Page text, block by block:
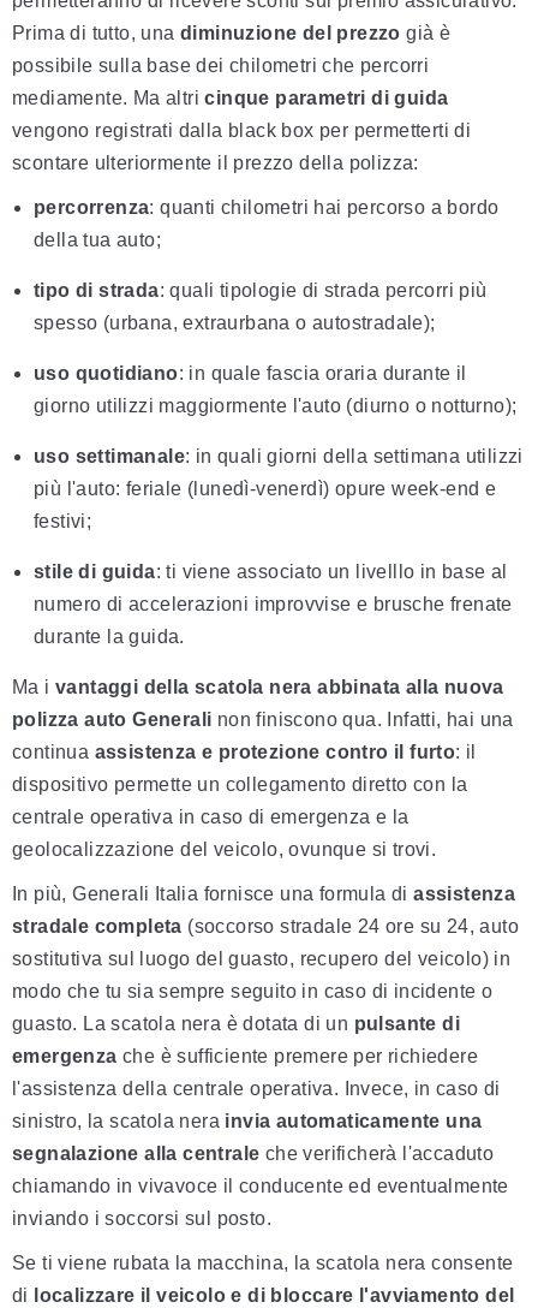
Prima di tutto, unadiminuzione del prezzo già è
possibile sulla base dei chilometri che percorri
mediamente. Ma altricinque parametri di guida
vengono registrati dalla black box per permetterti di
scontare ulteriormente il prezzo della polizza:
percorrenza: quanti chilometri hai percorso a bordo
della tua auto;
tipo di strada: quali tipologie di strada percorri più
spesso (urbana, extraurbana o autostradale);
uso quotidiano: in quale fascia oraria durante il
giorno utilizzi maggiormente l'auto (diurno o notturno);
uso settimanale: in quali giorni della settimana utilizzi
più l'auto: feriale (lunedì-venerdì) opure week-end e
festivi;
stile di guida: ti viene associato un livelllo in base al
numero di accelerazioni improvvise e brusche frenate
durante la guida.
Ma i vantaggi della scatola nera abbinata alla nuova
polizza auto Generali non finiscono qua. Infatti, hai una
continua assistenza e protezione contro il furto: il
dispositivo permette un collegamento diretto con la
centrale operativa in caso di emergenza e la
geolocalizzazione del veicolo, ovunque si trovi.
In più, Generali Italia fornisce una formula diassistenza
stradale completa (soccorso stradale 24 ore su 24, auto
sostitutiva sul luogo del guasto, recupero del veicolo) in
modo che tu sia sempre seguito in caso di incidente o
guasto. La scatola nera è dotata di un pulsante di
emergenza che è sufficiente premere per richiedere
l'assistenza della centrale operativa. Invece, in caso di
sinistro, la scatola nera invia automaticamente una
segnalazione alla centrale che verificherà l'accaduto
chiamando in vivavoce il conducente ed eventualmente
inviando i soccorsi sul posto.
Se ti viene rubata la macchina, la scatola nera consente
di
localizzare il veicolo e di bloccare l'avviamento del